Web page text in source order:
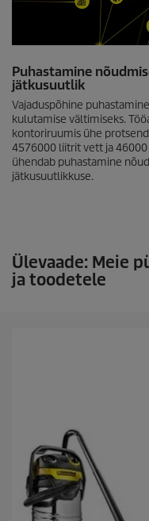
Puhastamine
jätkusuutlik
Vajaduspõhine
kulutamise vältimiseks.
kontoriruumis ühe
4576000 liitrit vett ja
ühendab puhastamine
jätkusuutlikkuse.
Ülevaade: Meie
ja toodetele